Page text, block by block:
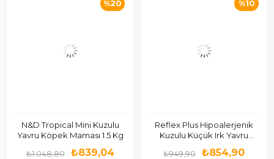
N&D Tropical Mini Kuzulu
Yavru Köpek Maması 1.5 Kg
₺839,04
₺1.048,80
%20
Reflex Plus Hipoalerjenik
Kuzulu Küçük Irk Yavru
₺854,90
₺949,90
%10